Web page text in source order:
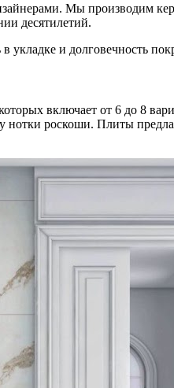
Мы производим
десятилетий.
и долговечность
включает от 6 до 8
роскоши. Плиты